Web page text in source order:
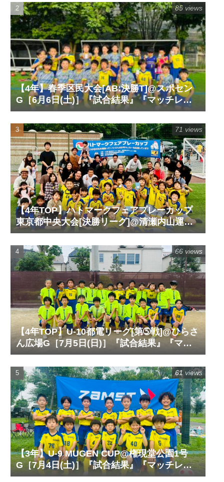
【4年】春季区民大会[AB:決勝T]@スポセン
G［6月6日(土)］『試合結果』『マッチレポ
ート』『試合動画』
85 views
【4年TOP】ハトマークフェアプレーカップ
東京都中央大会[決勝リーグ]@清瀬内山運動
公園サッカー場G［6月14日(日)］『試合結
果』『マッチレポート』『試合動画』
71 views
【4年TOP】U-10都電リーグ[第➄戦]@ひらさ
ん広場G［7月5日(日)］『試合結果』『マッ
チレポート』『試合動画』
66 views
【3年】U-9 MUGEN CUP@権現堂公園1号
G［7月4日(土)］『試合結果』『マッチレポ
ート』『試合動画』
61 views